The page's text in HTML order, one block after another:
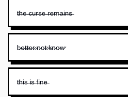
t̶h̶e̶ ̶c̶u̶r̶s̶e̶ ̶r̶e̶m̶a̶i̶n̶s̶
b̷e̷t̷t̷e̷r̷ ̷n̷o̷t̷ ̷k̷n̷o̷w̷
t̶h̶i̶s̶ ̶i̶s̶ ̶f̶i̶n̶e̶